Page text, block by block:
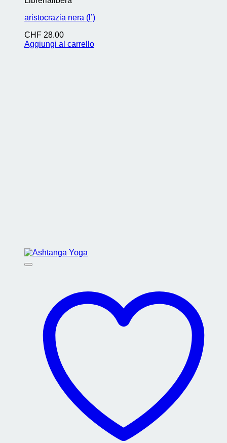
aristocrazia nera (l’)
CHF 28.00
Aggiungi al carrello